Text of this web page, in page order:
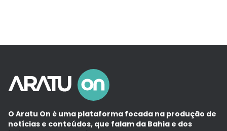
O Aratu On é uma plataforma focada na produção de
notícias e conteúdos, que falam da Bahia e dos